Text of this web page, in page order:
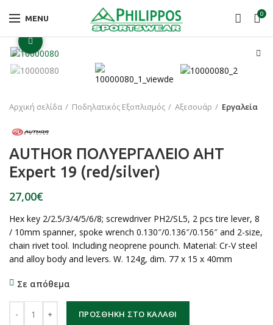
MENU 0
Αρχική σελίδα Ποδηλατικός Εξοπλισμός Αξεσουάρ Εργαλεία
AUTHOR ΠΟΛΥΕΡΓΑΛΕΙΟ AHT
Expert 19 (red/silver)
€
Hex key 2/2.5/3/4/5/6/8; screwdriver PH2/SL5, 2 pcs tire lever, 8
/ 10mm spanner, spoke wrench 0.130″/0.136″/0.156″ and 2-size,
chain rivet tool. Including neoprene pounch. Material: Cr-V steel
and alloy body and levers. W. 124g, dim. 77 x 15 x 40mm
Σε απόθεμα
ΠΡΟΣΘΉΚΗ ΣΤΟ ΚΑΛΆΘΙ